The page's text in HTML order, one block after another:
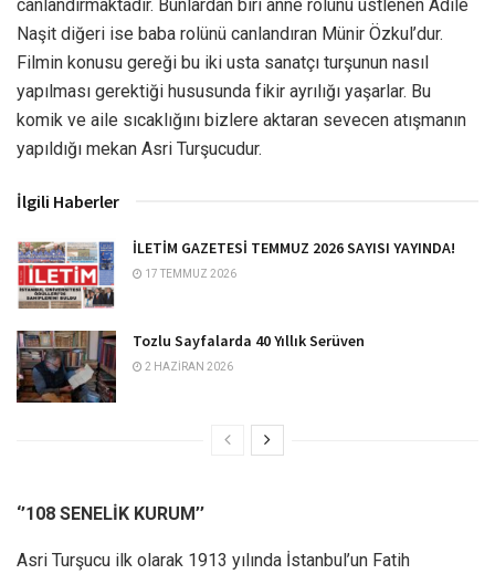
canlandırmaktadır. Bunlardan biri anne rolünü üstlenen Adile
Naşit diğeri ise baba rolünü canlandıran Münir Özkul’dur.
Filmin konusu gereği bu iki usta sanatçı turşunun nasıl
yapılması gerektiği hususunda fikir ayrılığı yaşarlar. Bu
komik ve aile sıcaklığını bizlere aktaran sevecen atışmanın
yapıldığı mekan Asri Turşucudur.
İlgili Haberler
İLETİM GAZETESİ TEMMUZ 2026 SAYISI YAYINDA!
17 TEMMUZ 2026
Tozlu Sayfalarda 40 Yıllık Serüven
2 HAZIRAN 2026
‘’108 SENELİK KURUM’’
Asri Turşucu ilk olarak 1913 yılında İstanbul’un Fatih